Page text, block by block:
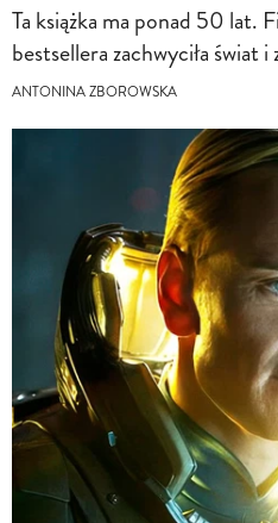
Ta książka ma ponad 50 lat.
bestsellera zachwyciła świat i
ANTONINA ZBOROWSKA